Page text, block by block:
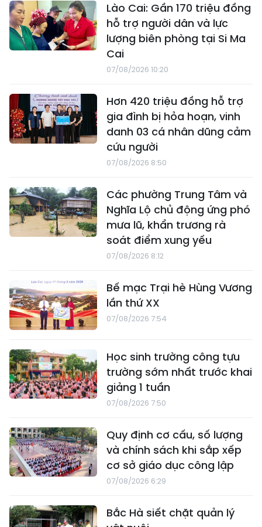
Lào Cai: Gần 170 triệu đồng
hỗ trợ người dân và lực
lượng biên phòng tại Si Ma
Cai
07/08/2026 10:20
Hơn 420 triệu đồng hỗ trợ
gia đình bị hỏa hoạn, vinh
danh 03 cá nhân dũng cảm
cứu người
07/08/2026 8:50
Các phường Trung Tâm và
Nghĩa Lộ chủ động ứng phó
mưa lũ, khẩn trương rà
soát điểm xung yếu
07/08/2026 8:12
Bế mạc Trại hè Hùng Vương
lần thứ XX
07/08/2026 7:54
Học sinh trường công tựu
trường sớm nhất trước khai
giảng 1 tuần
07/08/2026 7:50
Quy định cơ cấu, số lượng
và chính sách khi sắp xếp
cơ sở giáo dục công lập
07/08/2026 6:29
Bắc Hà siết chặt quản lý